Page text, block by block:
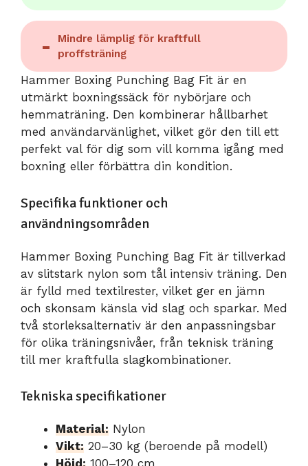
Mindre lämplig för kraftfull
proffsträning
Hammer Boxing Punching Bag Fit är en
utmärkt boxningssäck för nybörjare och
hemmaträning. Den kombinerar hållbarhet
med användarvänlighet, vilket gör den till ett
perfekt val för dig som vill komma igång med
boxning eller förbättra din kondition.
Specifika funktioner och
användningsområden
Hammer Boxing Punching Bag Fit är tillverkad
av slitstark nylon som tål intensiv träning. Den
är fylld med textilrester, vilket ger en jämn
och skonsam känsla vid slag och sparkar. Med
två storleksalternativ är den anpassningsbar
för olika träningsnivåer, från teknisk träning
till mer kraftfulla slagkombinationer.
Tekniska specifikationer
Material: Nylon
Vikt: 20–30 kg (beroende på modell)